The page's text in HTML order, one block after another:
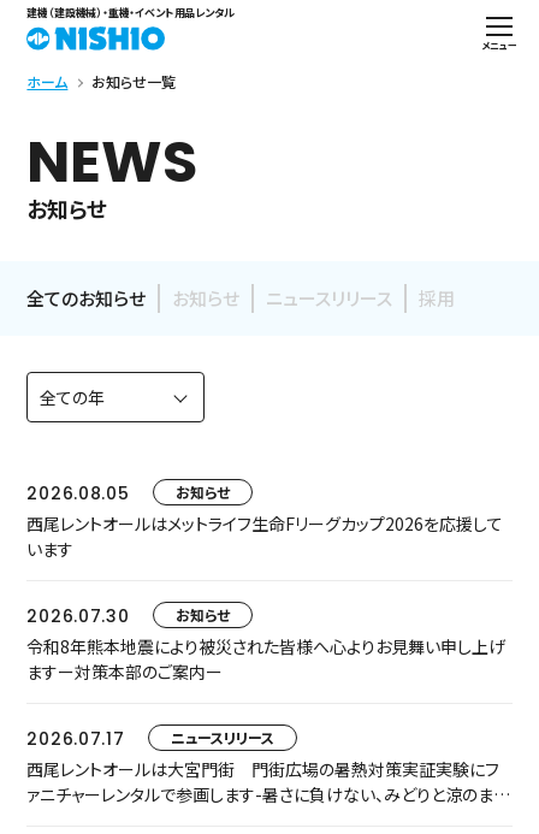
建機（建設機械）・重機・イベント用品レンタル
メニュー
ホーム お知らせ一覧
NEWS
お知らせ
全てのお知らせ お知らせ ニュースリリース 採用
2026.08.05 お知らせ
西尾レントオールはメットライフ生命Fリーグカップ2026を応援して
います
2026.07.30 お知らせ
令和8年熊本地震により被災された皆様へ心よりお見舞い申し上げ
ますー対策本部のご案内ー
2026.07.17 ニュースリリース
西尾レントオールは大宮門街 門街広場の暑熱対策実証実験にフ
ァニチャーレンタルで参画します-暑さに負けない、みどりと涼のまち